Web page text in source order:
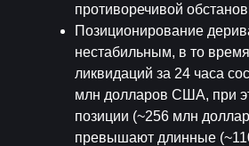
противоречивой
Позиционирование
нестабильным, в то
ликвидаций за 24 часа
млн долларов США, при
позиции (~256 млн
превышают длинные